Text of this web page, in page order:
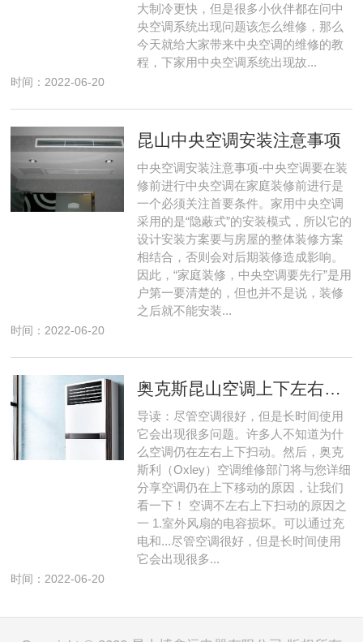
大制冷更快，但是很多小伙伴都在问中
央空调系统出现问题该怎么维修，那么
今天就给大家带来中央空调的维修的教
程，下家用中央空调系统出现故...
时间：2022-06-20
昆山中央空调安装注意事项
中央空调安装注意事项-中央空调要在装
修前进行中央空调在家庭装修前进行是
一个必须关注首要条件。家用中央空调
采用的是“隐蔽式”的安装模式，所以它的
设计安装方案要与房屋的整体装修方案
相结合，否则会对后期装修造成影响。
因此，“家庭装修，中央空调要先行”是用
户第一要清楚的，但也并不是说，装修
之后就不能安装...
时间：2022-06-20
奥克斯昆山空调上下左右扫风不动怎么弄
导读：尽管空调很好，但是长时间使用
它会出现很多问题。许多人不知道为什
么空调仍在左右上下扫动。然后，奥克
斯利（Oxley）空调维修部门将与您详细
分享空调仍在上下移动的原因，让我们
看一下！ 空调不左右上下扫动的原因之
一 1.室外风扇的电容损坏。可以通过充
电和...尽管空调很好，但是长时间使用
它会出现很多...
时间：2022-06-20